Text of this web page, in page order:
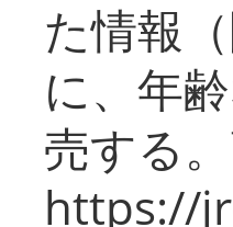
た情報
に、年
売する
https://